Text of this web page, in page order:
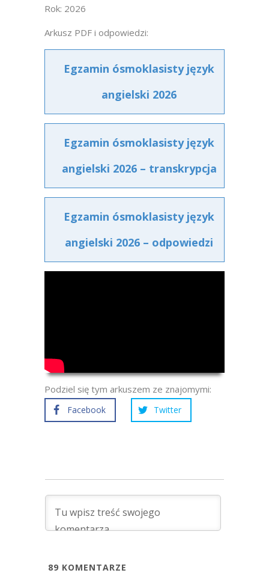
Rok: 2026
Arkusz PDF i odpowiedzi:
Egzamin ósmoklasisty język
angielski 2026
Egzamin ósmoklasisty język
angielski 2026 – transkrypcja
Egzamin ósmoklasisty język
angielski 2026 – odpowiedzi
Podziel się tym arkuszem ze znajomymi:
Facebook Twitter
89 KOMENTARZE